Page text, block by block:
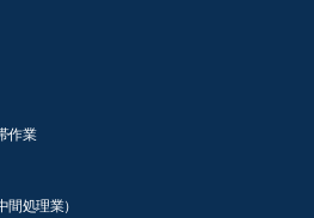
作業
間処理業）